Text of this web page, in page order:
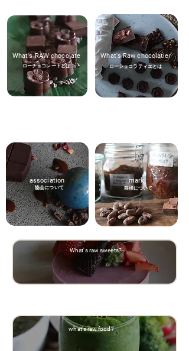
ローチョコレートとは
What's RAW chocolate
ローショコラティエとは
What's Raw chocolatier
協会について
association
商標について
mark
ロースイーツとは
What's raw sweets?
what'sraw food?